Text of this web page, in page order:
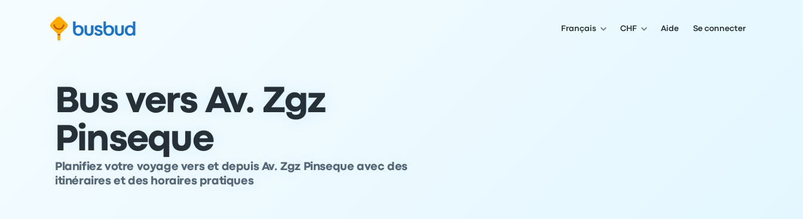
formulaire de recherche
Aller au contenu
Aller au pied de page
Français CHF Aide Se connecter
Bus vers Av. Zgz
Pinseque
Planifiez votre voyage vers et depuis Av. Zgz Pinseque avec des
itinéraires et des horaires pratiques